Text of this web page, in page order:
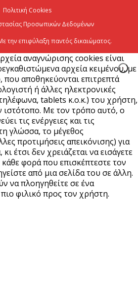
Πολιτική Cookies
Προσωπικών Δεδομένων
την επιφύλαξη παντός δικαιώματος.
αναγνώρισης cookies είναι
αρχεία κειμένου, με
αποθηκεύονται επιτρεπτά
ή άλλες ηλεκτρονικές
tablets κ.ο.κ.) του χρήστη,
ιστότοπο. Με τον τρόπο αυτό, ο
τις ενέργειες και τις
γλώσσα, το μέγεθος
προτιμήσεις απεικόνισης) για
έτσι δεν χρειάζεται να εισάγετε
κάθε φορά που επισκέπτεστε τον
από μια σελίδα του σε άλλη.
να πλοηγηθείτε σε ένα
φιλικό προς τον χρήστη.